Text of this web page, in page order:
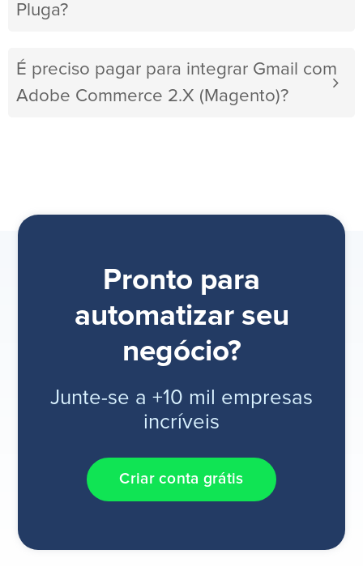
Pluga?
É preciso pagar para integrar Gmail com
Adobe Commerce 2.X (Magento)?
Pronto para
automatizar seu
negócio?
Junte-se a +10 mil empresas
incríveis
Criar conta grátis